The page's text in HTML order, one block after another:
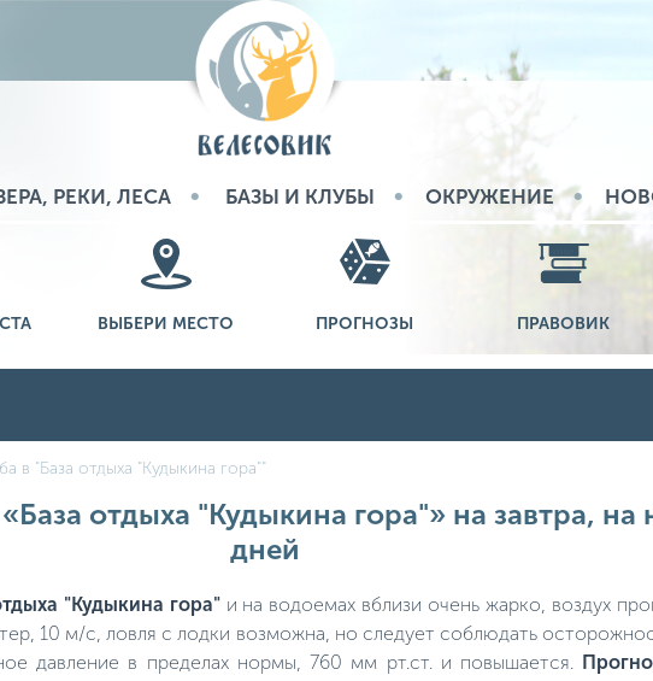
РЕКИ, ЛЕСА БАЗЫ И КЛУБЫ ОКРУЖЕНИЕ
ВЫБЕРИ МЕСТО ПРОГНОЗЫ ПРАВОВИК
в "База отдыха "Кудыкина гора""
отдыха "Кудыкина гора"» на завтра,
дней
"Кудыкина гора"и на водоемах вблизи очень жарко, воздух
10 м/с, ловля с лодки возможна, но следует соблюдать
давление в пределах нормы, 760 мм рт.ст. и повышается.